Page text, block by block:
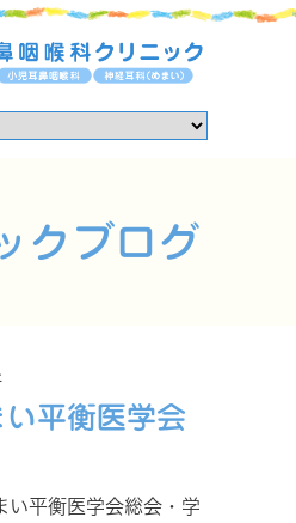
クブログ
平衡医学会
い平衡医学会総会・学